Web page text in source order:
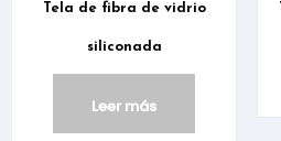
Tela de fibra de vidrio
siliconada
Leer más